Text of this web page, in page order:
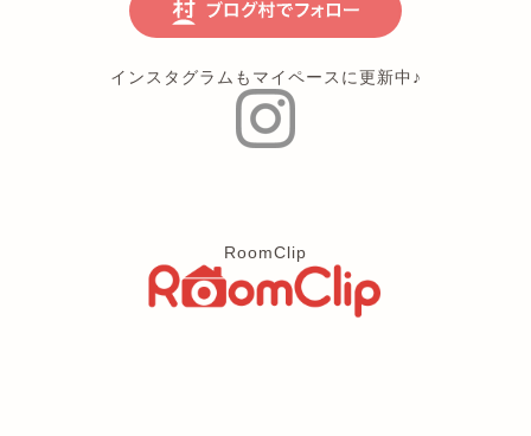
インスタグラムもマイペースに更新中♪
RoomClip